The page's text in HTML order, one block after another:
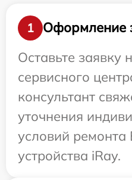
1
Оформление
Оставьте заявку
сервисного
консультант
уточнения
условий ремонта
устройства iRay.